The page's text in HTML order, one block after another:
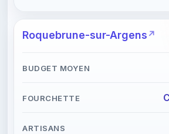
Roquebrune-sur-Argens